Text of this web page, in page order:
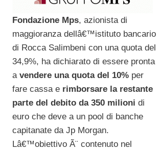
Fondazione Mps, azionista di
maggioranza dellâ€™istituto bancario
di Rocca Salimbeni con una quota del
34,9%, ha dichiarato di essere pronta
a vendere una quota del 10%per
fare cassa e rimborsare la restante
parte del debito da 350 milioni di
euro che deve a un pool di banche
capitanate da Jp Morgan.
Lâ€™obiettivo Ã¨ contenuto nel